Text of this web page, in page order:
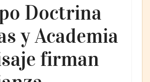
Doctrina
y Academia
firman